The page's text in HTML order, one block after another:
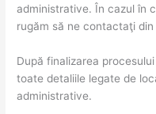
administrative. În cazul în
rugăm să ne contactaţi din
După finalizarea
toate detaliile legate de
administrative.